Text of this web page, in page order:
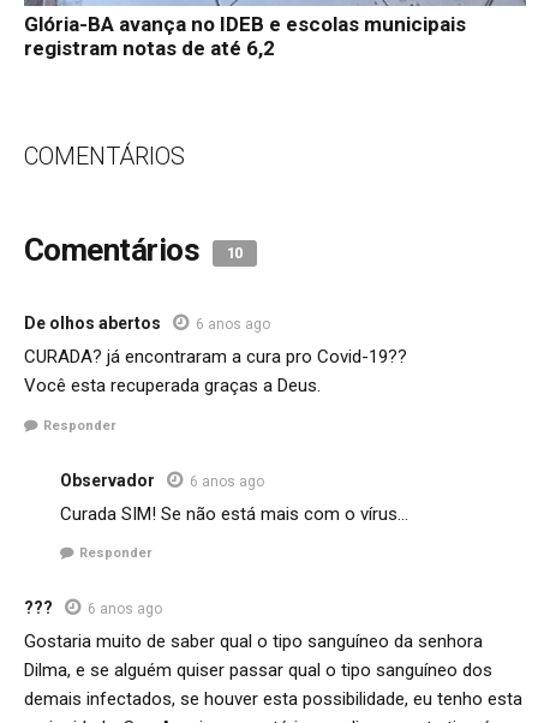
Glória-BA avança no IDEB e escolas municipais
registram notas de até 6,2
COMENTÁRIOS
Comentários 10
De olhos abertos 6 anos ago
CURADA? já encontraram a cura pro Covid-19??
Você esta recuperada graças a Deus.
Responder
Observador 6 anos ago
Curada SIM! Se não está mais com o vírus…
Responder
??? 6 anos ago
Gostaria muito de saber qual o tipo sanguíneo da senhora
Dilma, e se alguém quiser passar qual o tipo sanguíneo dos
demais infectados, se houver esta possibilidade, eu tenho esta